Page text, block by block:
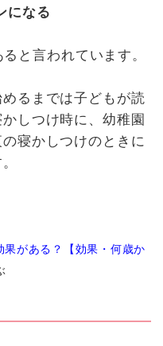
になる
ると言われています。
るまでは子どもが読
しつけ時に、幼稚園
寝かしつけのときに
がある？【効果・何歳か